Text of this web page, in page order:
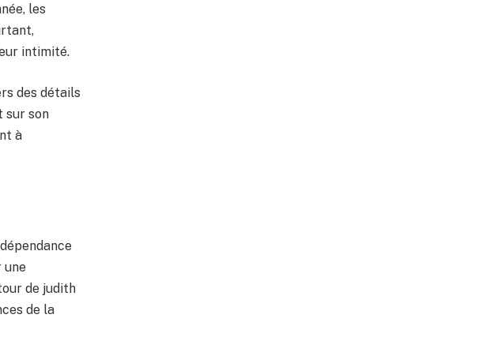
les
intimité.
des détails
sur son
à
une
de judith
de la